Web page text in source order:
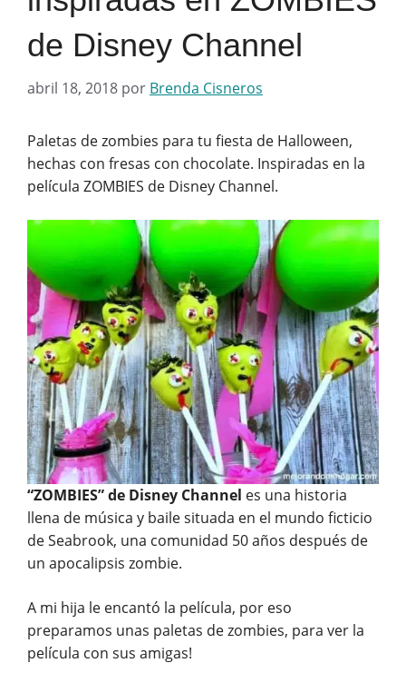
de Disney Channel
abril 18, 2018 por Brenda Cisneros
Paletas de zombies para tu fiesta de Halloween,
hechas con fresas con chocolate. Inspiradas en la
película ZOMBIES de Disney Channel.
“ZOMBIES” de Disney Channel es una historia
llena de música y baile situada en el mundo ficticio
de Seabrook, una comunidad 50 años después de
un apocalipsis zombie.
A mi hija le encantó la película, por eso
preparamos unas paletas de zombies, para ver la
película con sus amigas!